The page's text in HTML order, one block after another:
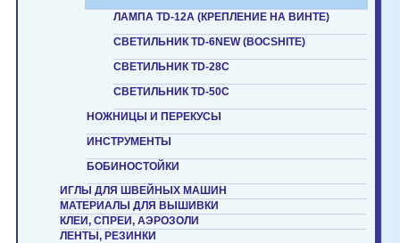
ЛАМПА TD-12A (КРЕПЛЕНИЕ НА ВИНТЕ)
СВЕТИЛЬНИК TD-6NEW (BOCSHITE)
СВЕТИЛЬНИК TD-28C
СВЕТИЛЬНИК TD-50C
НОЖНИЦЫ И ПЕРЕКУСЫ
ИНСТРУМЕНТЫ
БОБИНОСТОЙКИ
ИГЛЫ ДЛЯ ШВЕЙНЫХ МАШИН
МАТЕРИАЛЫ ДЛЯ ВЫШИВКИ
КЛЕИ, СПРЕИ, АЭРОЗОЛИ
ЛЕНТЫ, РЕЗИНКИ